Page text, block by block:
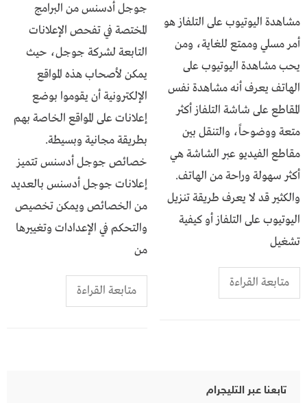
مشاهدة اليوتيوب على التلفاز هو
أمر مسلي وممتع للغاية، ومن
يحب مشاهدة اليوتيوب على
الهاتف يعرف أنه مشاهدة نفس
المقاطع على شاشة التلفاز أكثر
متعة ووضوحاً، والتنقل بين
مقاطع الفيديو عبر الشاشة هي
أكثر سهولة وراحة من الهاتف.
والكثير قد لا يعرف طريقة تنزيل
اليوتيوب على التلفاز أو كيفية
تشغيل
متابعة القراءة
جوجل أدسنس من البرامج
المختصة في تفحص الإعلانات
التابعة لشركة جوجل، حيث
يمكن لأصحاب هذه المواقع
الإلكترونية أن يقوموا بوضع
إعلانات على المواقع الخاصة بهم
بطريقة مجانية وبسيطة.
خصائص جوجل أدسنس تتميز
إعلانات جوجل أدسنس بالعديد
من الخصائص ويمكن تخصيص
والتحكم في الإعدادات وتغييرها
من
متابعة القراءة
تابعنا عبر التليجرام